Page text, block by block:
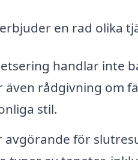
en rad olika
handlar inte
rådgivning om
stil.
för